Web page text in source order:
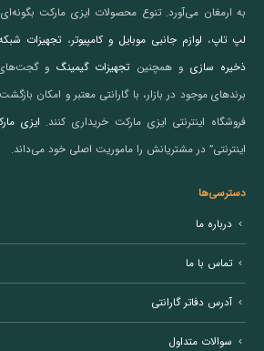
به ارمغان می‌آورد. تنوع محصولات ایزی مارکت
لپ تاپ، لوازم جانبی موبایل و کامپیوتر،تجهیزات
ذخیره سازی و همچنینتجهیزات گیمینگ و گجت‌های
برندهای موجود در بازار، با گارانتی معتبر و امکان
فروشگاه اینترنتی ایزی مارکت خریداری کنند. ایزی
اینترنتی” در مشتریانش را ماموریت اصلی خود می‌داند.
دسترسی‌ها
درباره ما
تماس با ما
آدرس دفاتر گارانتی
سوالات متداول